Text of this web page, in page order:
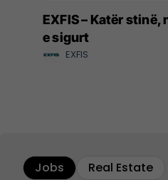
EXFIS – Katër stinë,
e sigurt
EXFIS
Jobs Real Estate